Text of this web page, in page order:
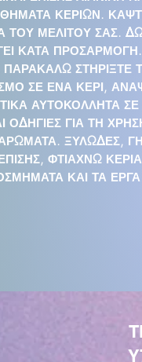
ΚΕΡΙΩΝ.
ΤΟΥ ΜΕΛΙΤΟΥ ΣΑΣ.
ΚΑΤΑ
ΠΑΡΑΚΑΛΩ ΣΤΗΡΙΞΤΕ
ΣΕ ΕΝΑ ΚΕΡΙ,
ΑΥΤΟΚΟΛΛΗΤΑ
ΟΔΗΓΙΕΣ ΓΙΑ ΤΗ
ΞΥΛΩΔΕΣ,
ΦΤΙΑΧΝΩ
ΚΑΙ ΤΑ